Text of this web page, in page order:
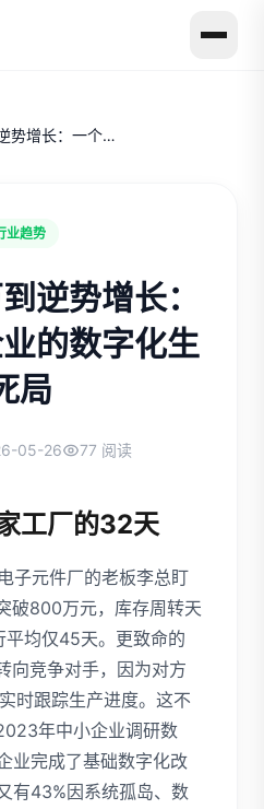
从亏损千万到逆势增长：一个传统企业的数字化生死局
业趋势
逆势增长：
的数字化生
局
05-26 77 阅读
工厂的32天
子元件厂的老板李总盯
800万元，库存周转天
均仅45天。更致命的
向竞争对手，因为对方
时跟踪生产进度。这不
年中小企业调研数
业完成了基础数字化改
有43%因系统孤岛、数